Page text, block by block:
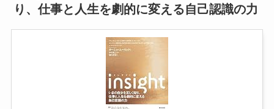
り、仕事と人生を劇的に変える自己認識の力